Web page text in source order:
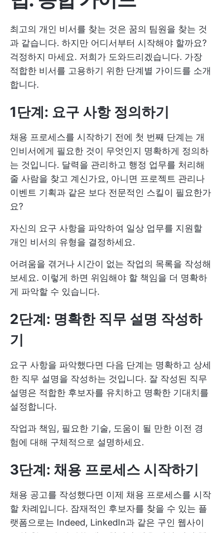
최고의 개인 비서를 찾는 것은 꿈의 팀원을 찾는 것
과 같습니다. 하지만 어디서부터 시작해야 할까요?
걱정하지 마세요. 저희가 도와드리겠습니다. 가장
적합한 비서를 고용하기 위한 단계별 가이드를 소개
합니다.
1단계: 요구 사항 정의하기
채용 프로세스를 시작하기 전에 첫 번째 단계는 개
인비서에게 필요한 것이 무엇인지 명확하게 정의하
는 것입니다. 달력을 관리하고 행정 업무를 처리해
줄 사람을 찾고 계신가요, 아니면 프로젝트 관리나
이벤트 기획과 같은 보다 전문적인 스킬이 필요한가
요?
자신의 요구 사항을 파악하여 일상 업무를 지원할
개인 비서의 유형을 결정하세요.
어려움을 겪거나 시간이 없는 작업의 목록을 작성해
보세요. 이렇게 하면 위임해야 할 책임을 더 명확하
게 파악할 수 있습니다.
2단계: 명확한 직무 설명 작성하
기
요구 사항을 파악했다면 다음 단계는 명확하고 상세
한 직무 설명을 작성하는 것입니다. 잘 작성된 직무
설명은 적합한 후보자를 유치하고 명확한 기대치를
설정합니다.
작업과 책임, 필요한 기술, 도움이 될 만한 이전 경
험에 대해 구체적으로 설명하세요.
3단계: 채용 프로세스 시작하기
채용 공고를 작성했다면 이제 채용 프로세스를 시작
할 차례입니다. 잠재적인 후보자를 찾을 수 있는 플
랫폼으로는 Indeed, LinkedIn과 같은 구인 웹사이